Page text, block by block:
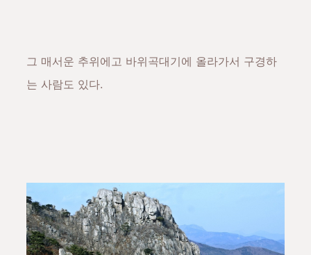
그 매서운 추위에고 바위곡대기에 올라가서 구경하
는 사람도 있다.